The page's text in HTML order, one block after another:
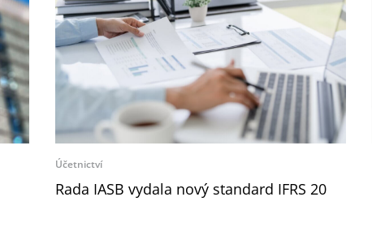
Účetnictví
Rada IASB vydala nový standard IFRS 20